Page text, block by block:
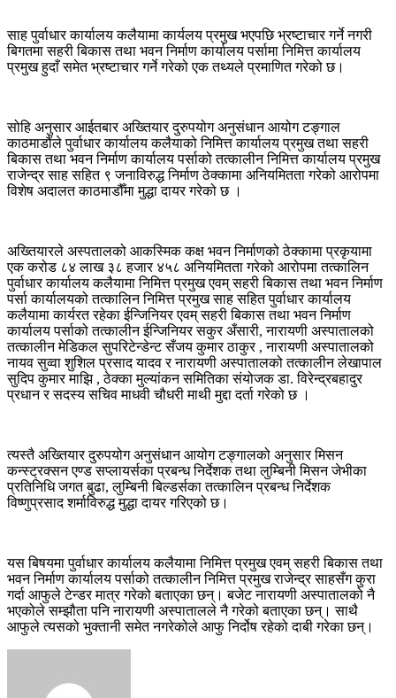
साह पुर्वाधार कार्यालय कलैयामा कार्यलय प्रमुख भएपछि भ्रष्टाचार गर्ने नगरी
बिगतमा सहरी बिकास तथा भवन निर्माण कार्यालय पर्सामा निमित्त कार्यालय
प्रमुख हुदाँ समेत भ्रष्टाचार गर्ने गरेको एक तथ्यले प्रमाणित गरेको छ।
सोहि अनुसार आईतबार अख्तियार दुरुपयोग अनुसंधान आयोग टङ्गाल
काठमाडौंले पुर्वाधार कार्यालय कलैयाको निमित्त कार्यालय प्रमुख तथा सहरी
बिकास तथा भवन निर्माण कार्यालय पर्साको तत्कालीन निमित्त कार्यालय प्रमुख
राजेन्द्र साह सहित ९ जनाविरुद्ध निर्माण ठेक्कामा अनियमितता गरेको आरोपमा
विशेष अदालत काठमाडौँमा मुद्धा दायर गरेको छ ।
अख्तियारले अस्पतालको आकस्मिक कक्ष भवन निर्माणको ठेक्कामा प्रकृयामा
एक करोड ८४ लाख ३८ हजार ४५८ अनियमितता गरेको आरोपमा तत्कालिन
पुर्वाधार कार्यालय कलैयामा निमित्त प्रमुख एवम् सहरी बिकास तथा भवन निर्माण
पर्सा कार्यालयको तत्कालिन निमित्त प्रमुख साह सहित पुर्वाधार कार्यालय
कलैयामा कार्यरत रहेका ईन्जिनियर एवम् सहरी बिकास तथा भवन निर्माण
कार्यालय पर्साको तत्कालीन ईन्जिनियर सकुर अँसारी, नारायणी अस्पातालको
तत्कालीन मेडिकल सुपरिटेन्डेन्ट सँजय कुमार ठाकुर , नारायणी अस्पातालको
नायव सुव्वा शुशिल प्रसाद यादव र नारायणी अस्पातालको तत्कालीन लेखापाल
सुदिप कुमार माझि , ठेक्का मुल्यांकन समितिका संयोजक डा. विरेन्द्रबहादुर
प्रधान र सदस्य सचिव माधवी चौधरी माथी मुद्दा दर्ता गरेको छ ।
त्यस्तै अख्तियार दुरुपयोग अनुसंधान आयोग टङ्गालको अनुसार मिसन
कन्स्ट्रक्सन एण्ड सप्लायर्सका प्रबन्ध निर्देशक तथा लुम्बिनी मिसन जेभीका
प्रतिनिधि जगत बुढा, लुम्बिनी बिल्डर्सका तत्कालिन प्रबन्ध निर्देशक
विष्णुप्रसाद शर्माविरुद्ध मुद्धा दायर गरिएको छ।
यस बिषयमा पुर्वाधार कार्यालय कलैयामा निमित्त प्रमुख एवम् सहरी बिकास तथा
भवन निर्माण कार्यालय पर्साको तत्कालीन निमित्त प्रमुख राजेन्द्र साहसँग कुरा
गर्दा आफुले टेन्डर मात्र गरेको बताएका छन्। बजेट नारायणी अस्पातालको नै
भएकोले सम्झौता पनि नारायणी अस्पातालले नै गरेको बताएका छन्। साथै
आफुले त्यसको भुक्तानी समेत नगरेकोले आफु निर्दोष रहेको दाबी गरेका छन्।